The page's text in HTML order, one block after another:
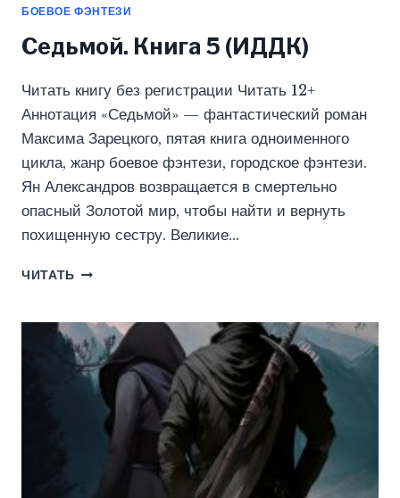
БОЕВОЕ ФЭНТЕЗИ
Седьмой. Книга 5 (ИДДК)
Читать книгу без регистрации Читать 12+
Аннотация «Седьмой» — фантастический роман
Максима Зарецкого, пятая книга одноименного
цикла, жанр боевое фэнтези, городское фэнтези.
Ян Александров возвращается в смертельно
опасный Золотой мир, чтобы найти и вернуть
похищенную сестру. Великие…
ЧИТАТЬ СЕДЬМОЙ.
(ИДДК)